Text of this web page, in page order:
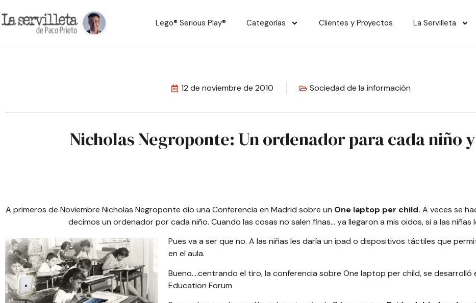
Lego® Serious Play® Categorías Clientes y Proyectos La Servilleta
12 de noviembre de 2010 Sociedad de la información
Nicholas Negroponte: Un ordenador para cada niño
A primeros de Noviembre Nicholas Negroponte dio una Conferencia en Madrid sobre un One laptop per child. A veces se
decimos un ordenador por cada niño. Cuando las cosas no salen finas… ya llegaron a mis oidos, si a las niñas
Pues va a ser que no. A las niñas les daría un ipad o dispositivos táctiles que
en el aula.
Bueno….centrando el tiro, la conferencia sobre One laptop per child, se desarrolló
Education Forum